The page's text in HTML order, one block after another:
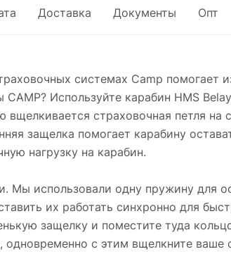
Доставка Документы Опт
системах Camp помогает
Используйте карабин HMS
вщелкивается страховочная петля
защелка помогает карабину
нагрузку на карабин.
Мы использовали одну пружину для
их работать синхронно для
защелку и поместите туда
с этим вщелкните ваше